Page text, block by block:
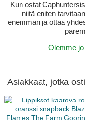
Kun ostat
niitä eniten
enemmän ja ottaa
Olemme
Asiakkaat, jotka